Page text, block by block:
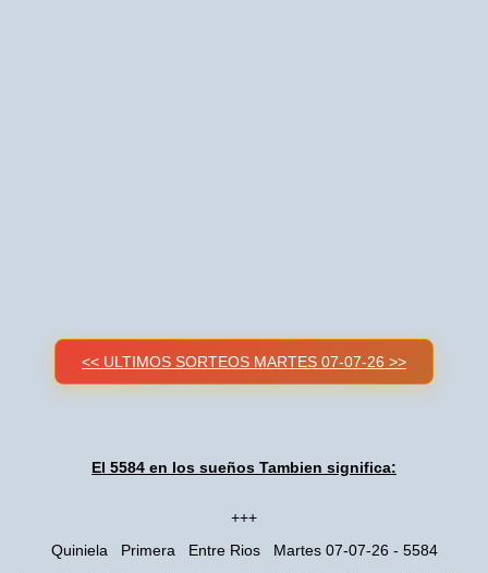
<< ULTIMOS SORTEOS MARTES 07-07-26 >>
El 5584 en los sueños Tambien significa:
+++
Quiniela Primera Entre Rios Martes 07-07-26 - 5584